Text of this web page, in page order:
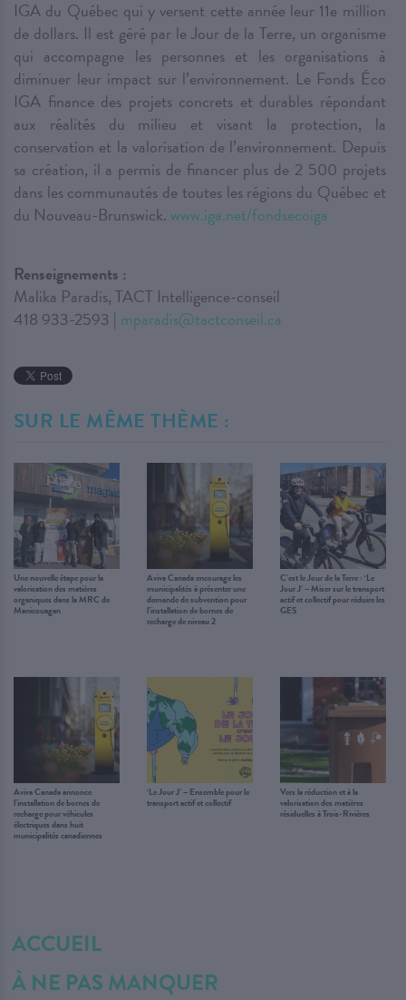
IGA du Québec qui y versent cette année leur 11e million
de dollars. Il est géré par le Jour de la Terre, un organisme
qui accompagne les personnes et les organisations à
diminuer leur impact sur l’environnement. Le Fonds Éco
IGA finance des projets concrets et durables répondant
aux réalités du milieu et visant la protection, la
conservation et la valorisation de l’environnement. Depuis
sa création, il a permis de financer plus de 2 500 projets
dans les communautés de toutes les régions du Québec et
du Nouveau-Brunswick. www.iga.net/fondsecoiga
Renseignements :
Malika Paradis, TACT Intelligence-conseil
418 933-2593 | mparadis@tactconseil.ca
SUR LE MÊME THÈME :
Une nouvelle étape pour la
valorisation des matières
organiques dans la MRC de
Manicouagan
Aviva Canada encourage les
municipalités à présenter une
demande de subvention pour
l’installation de bornes de
recharge de niveau 2
C’est le Jour de la Terre : ‘Le
Jour J’ – Miser sur le transport
actif et collectif pour réduire les
GES
Aviva Canada annonce
l’installation de bornes de
recharge pour véhicules
électriques dans huit
municipalités canadiennes
‘Le Jour J’ – Ensemble pour le
transport actif et collectif
Vers la réduction et à la
valorisation des matières
résiduelles à Trois-Rivières
ACCUEIL
À NE PAS MANQUER